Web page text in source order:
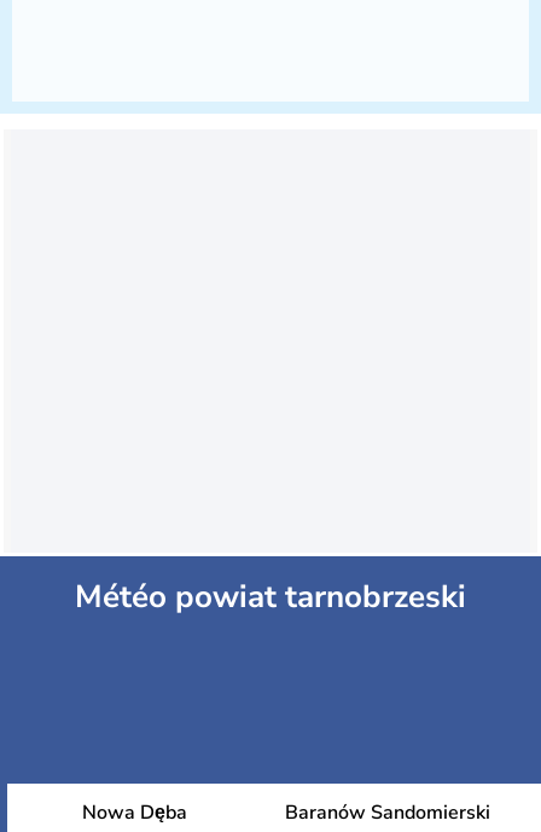
Météo powiat tarnobrzeski
Nowa Dęba Baranów Sandomierski